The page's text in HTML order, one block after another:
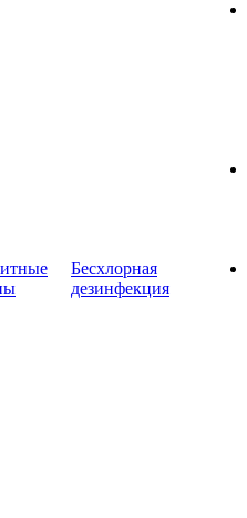
Бесхлорная
дезинфекция